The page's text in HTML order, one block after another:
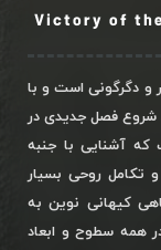
Victory of
و دگرگونی است و با
شروع فصل جدیدی در
که آشنایی با جنبه
روحی بسیار
کیهانی نوین به
همه سطوح و ابعاد